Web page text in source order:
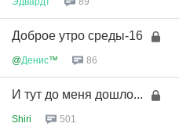
Доброе утро среды-16
@Денис™ 86
И тут до меня дошло...
Shiri 501